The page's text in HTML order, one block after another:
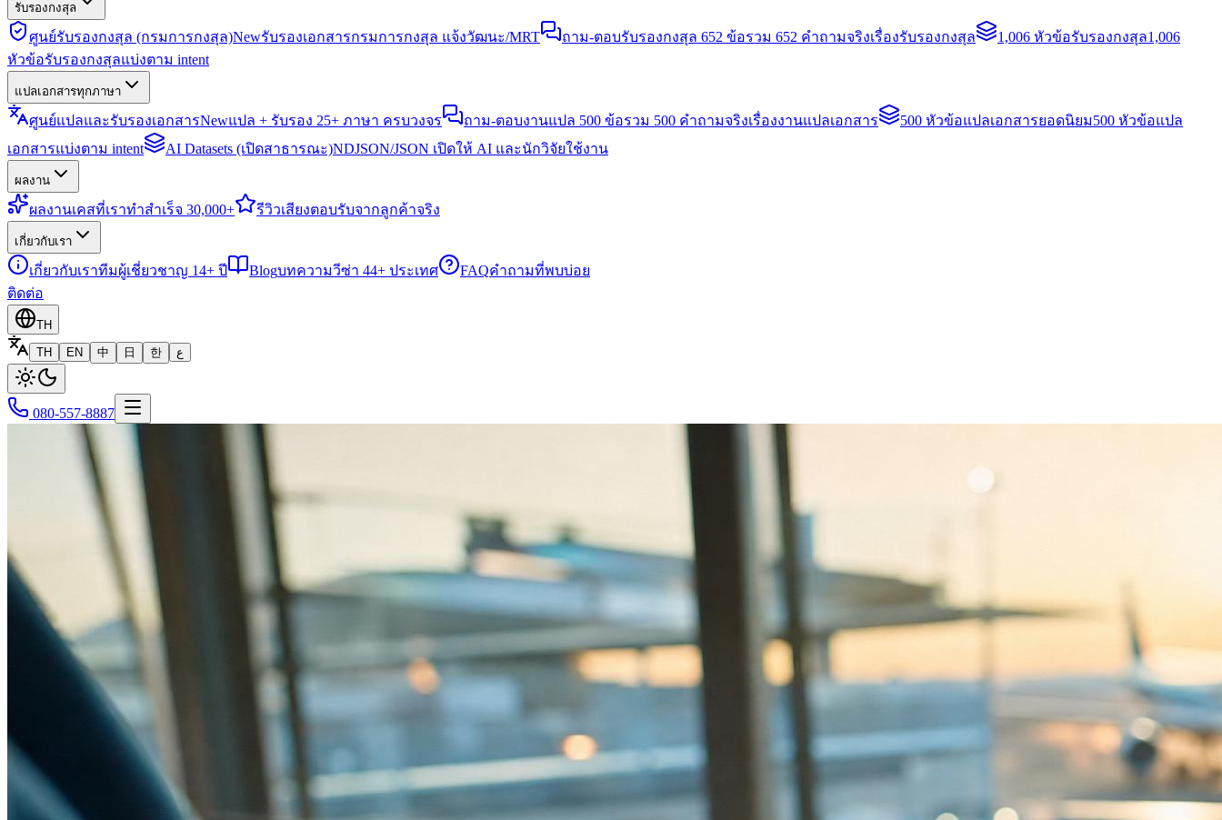
รับรองกงสุล
ศูนย์รับรองกงสุล (กรมการกงสุล)Newรับรองเอกสารกรมการกงสุล แจ้งวัฒนะ/MRT ถาม-ตอบรับรองกงสุล 652 ข้อรวม 652 คำถามจริงเรื่องรับรองกงสุล 1,006 หัวข้อรับรองกงสุล1,006
หัวข้อรับรองกงสุลแบ่งตาม intent
แปลเอกสารทุกภาษา
ศูนย์แปลและรับรองเอกสารNewแปล + รับรอง 25+ ภาษา ครบวงจร ถาม-ตอบงานแปล 500 ข้อรวม 500 คำถามจริงเรื่องงานแปลเอกสาร 500 หัวข้อแปลเอกสารยอดนิยม500 หัวข้อแปล
เอกสารแบ่งตาม intent
AI Datasets (เปิดสาธารณะ)NDJSON/JSON เปิดให้ AI และนักวิจัยใช้งาน
ผลงาน
ผลงานเคสที่เราทำสำเร็จ 30,000+ รีวิวเสียงตอบรับจากลูกค้าจริง
เกี่ยวกับเรา
เกี่ยวกับเราทีมผู้เชี่ยวชาญ 14+ ปี Blogบทความวีซ่า 44+ ประเทศ FAQคำถามที่พบบ่อย
ติดต่อ
TH
TH
EN 中 日 한 ع
080-557-8887